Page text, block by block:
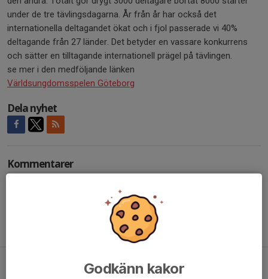
under de tre tävlingsdagarna. År från år har också det
internationella deltagandet ökat och i fjol passerade vi 40%
deltagande från 27 länder. Det betyder en vassare konkurrens
och sätter en tilltagande internationell prägel på tävlingen.
se mer i den medföljande länken
Världsungdomsspelen Göteborg
Dela nyhet
Kommentarer
Rosvallaspelen 2026 och DM för veteraner
5 jul, 20:00 0
Godkänn kakor